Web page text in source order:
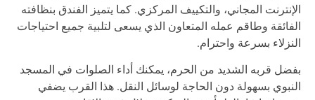
المجاني، والتكييف المركزي. كما يتميز الفندق بنظافته
وطاقم عمله المتعاون الذي يسعى لتلبية جميع احتياجات
بسرعة واحترام.
قربه الشديد من الحرم، يمكنك أداء الصلوات في المسجد
بسهولة دون الحاجة لوسائل النقل. هذا القرب يضفي